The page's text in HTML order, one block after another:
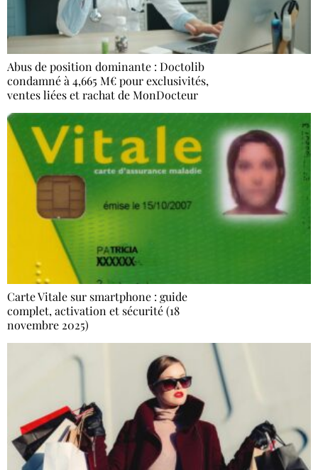
Abus de position dominante : Doctolib
condamné à 4,665 M€ pour exclusivités,
ventes liées et rachat de MonDocteur
Carte Vitale sur smartphone : guide
complet, activation et sécurité (18
novembre 2025)